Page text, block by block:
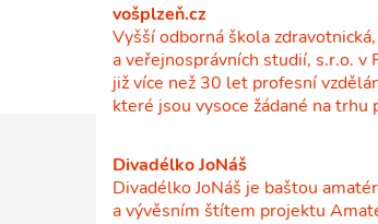
vošplzeň.cz
Vyšší odborná škola
a veřejnosprávních studií, s.r.o. v
již více než 30 let profesní
které jsou vysoce žádané na trhu
Divadélko JoNáš
Divadélko JoNáš je baštou
a vývěsním štítem projektu